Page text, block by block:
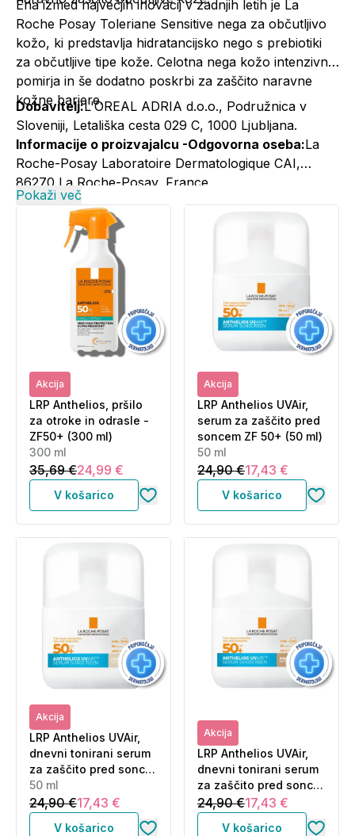
Ena izmed največjih inovacij v zadnjih letih je La
Roche Posay Toleriane Sensitive nega za občutljivo
kožo, ki predstavlja hidratancijsko nego s prebiotiki
za občutljive tipe kože. Celotna nega kožo intenzivno
pomirja in še dodatno poskrbi za zaščito naravne
kožne bariere.
Dobavitelj:L'OREAL ADRIA d.o.o., Podružnica v
Sloveniji, Letališka cesta 029 C, 1000 Ljubljana.
Informacije o proizvajalcu -Odgovorna oseba:La
Roche-Posay Laboratoire Dermatologique CAI,
86270 La Roche-Posay, France
Informacije o proizvajalcu -Elektronski kontaktni
+386 1 5800 988; larocheposay@si.oaccare.com;
cena je obračunana po ceniku operaterja//
www.laroche-posay.si
Pokaži več
Akcija
LRP Anthelios, pršilo
za otroke in odrasle -
ZF50+ (300 ml)
300 ml
35,69 €24,99 €
V košarico
Akcija
LRP Anthelios UVAir,
serum za zaščito pred
soncem ZF 50+ (50 ml)
50 ml
24,90 €17,43 €
V košarico
Akcija
LRP Anthelios UVAir,
dnevni tonirani serum
za zaščito pred sonce
- Light - ZF50+ (50 ml)
50 ml
24,90 €17,43 €
V košarico
Akcija
LRP Anthelios UVAir,
dnevni tonirani serum
za zaščito pred sonce
- Medium - ZF50+ (50
ml)
24,90 €17,43 €
V košarico